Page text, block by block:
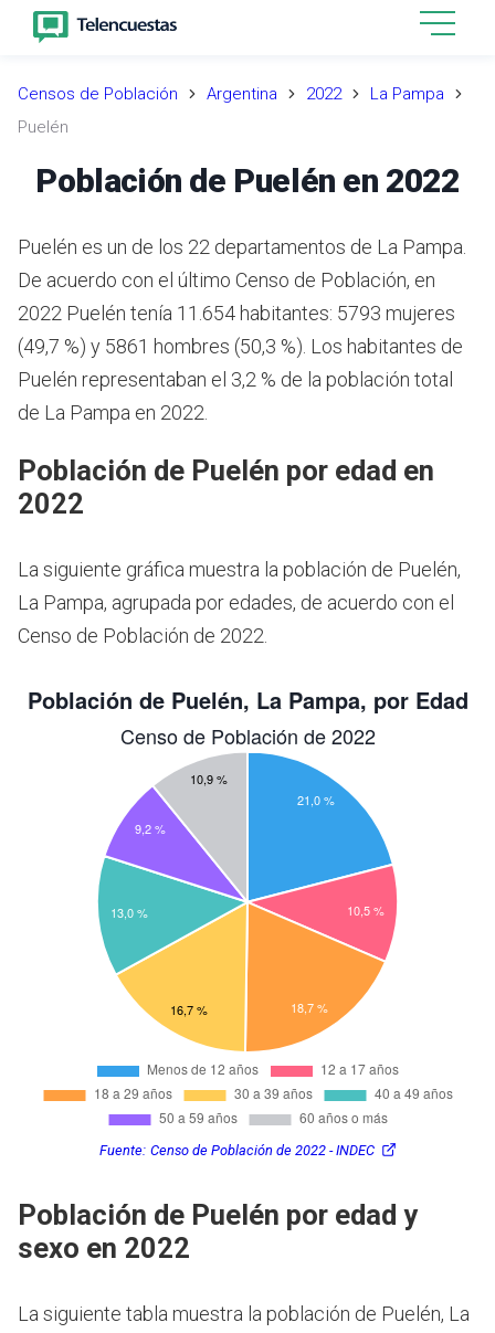
Censos de Población Argentina 2022
La Pampa
Puelén
Población de Puelén en 2022
Puelén es un de los 22 departamentos de La Pampa.
De acuerdo con el último Censo de Población, en
2022 Puelén tenía 11.654 habitantes: 5793 mujeres
(49,7 %) y 5861 hombres (50,3 %). Los habitantes de
Puelén representaban el 3,2 % de la población total
de La Pampa en 2022.
Población de Puelén por edad en
2022
La siguiente gráfica muestra la población de Puelén,
La Pampa, agrupada por edades, de acuerdo con el
Censo de Población de 2022.
Fuente: Censo de Población de 2022 - INDEC
Población de Puelén por edad y
sexo en 2022
La siguiente tabla muestra la población de Puelén, La